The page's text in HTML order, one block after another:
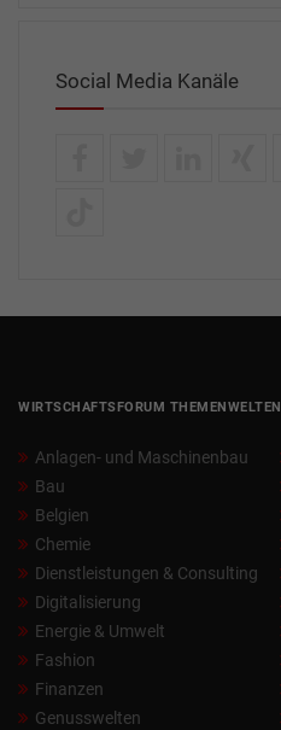
Social Media Kanäle
WIRTSCHAFTSFORUM THEMENWELTEN
Anlagen- und Maschinenbau
Bau
Belgien
Chemie
Dienstleistungen & Consulting
Digitalisierung
Energie & Umwelt
Fashion
Finanzen
Genusswelten